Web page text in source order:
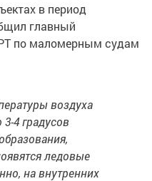
в период
главный
по маломерным судам
воздуха
4 градусов
ледовые
на внутренних